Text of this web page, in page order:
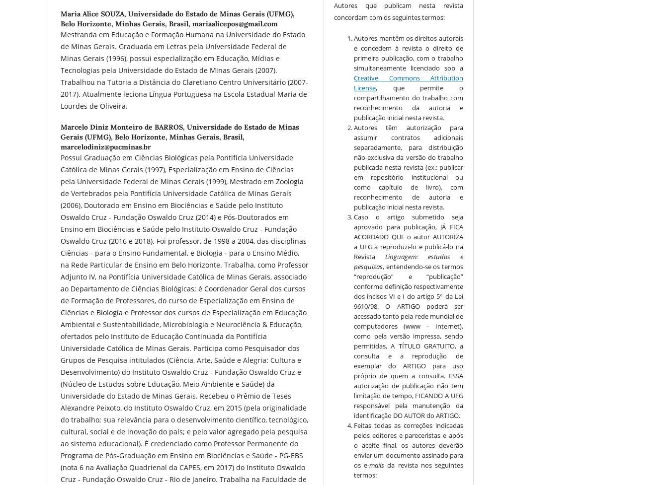
Maria Alice SOUZA, Universidade do Estado de Minas Gerais (UFMG),
Belo Horizonte, Minhas Gerais, Brasil, mariaalicepos@gmail.com
Mestranda em Educação e Formação Humana na Universidade do Estado
de Minas Gerais. Graduada em Letras pela Universidade Federal de
Minas Gerais (1996), possui especialização em Educação, Mídias e
Tecnologias pela Universidade do Estado de Minas Gerais (2007).
Trabalhou na Tutoria a Distância do Claretiano Centro Universitário (2007-
2017). Atualmente leciona Língua Portuguesa na Escola Estadual Maria de
Lourdes de Oliveira.
Marcelo Diniz Monteiro de BARROS, Universidade do Estado de Minas
Gerais (UFMG), Belo Horizonte, Minhas Gerais, Brasil,
marcelodiniz@pucminas.br
Possui Graduação em Ciências Biológicas pela Pontifícia Universidade
Católica de Minas Gerais (1997), Especialização em Ensino de Ciências
pela Universidade Federal de Minas Gerais (1999), Mestrado em Zoologia
de Vertebrados pela Pontifícia Universidade Católica de Minas Gerais
(2006), Doutorado em Ensino em Biociências e Saúde pelo Instituto
Oswaldo Cruz - Fundação Oswaldo Cruz (2014) e Pós-Doutorados em
Ensino em Biociências e Saúde pelo Instituto Oswaldo Cruz - Fundação
Oswaldo Cruz (2016 e 2018). Foi professor, de 1998 a 2004, das disciplinas
Ciências - para o Ensino Fundamental, e Biologia - para o Ensino Médio,
na Rede Particular de Ensino em Belo Horizonte. Trabalha, como Professor
Adjunto IV, na Pontifícia Universidade Católica de Minas Gerais, associado
ao Departamento de Ciências Biológicas; é Coordenador Geral dos cursos
de Formação de Professores, do curso de Especialização em Ensino de
Ciências e Biologia e Professor dos cursos de Especialização em Educação
Ambiental e Sustentabilidade, Microbiologia e Neurociência & Educação,
ofertados pelo Instituto de Educação Continuada da Pontifícia
Universidade Católica de Minas Gerais. Participa como Pesquisador dos
Grupos de Pesquisa intitulados (Ciência, Arte, Saúde e Alegria: Cultura e
Desenvolvimento) do Instituto Oswaldo Cruz - Fundação Oswaldo Cruz e
(Núcleo de Estudos sobre Educação, Meio Ambiente e Saúde) da
Universidade do Estado de Minas Gerais. Recebeu o Prêmio de Teses
Alexandre Peixoto, do Instituto Oswaldo Cruz, em 2015 (pela originalidade
do trabalho; sua relevância para o desenvolvimento científico, tecnológico,
cultural, social e de inovação do país; e pelo valor agregado pela pesquisa
ao sistema educacional). É credenciado como Professor Permanente do
Programa de Pós-Graduação em Ensino em Biociências e Saúde - PG-EBS
(nota 6 na Avaliação Quadrienal da CAPES, em 2017) do Instituto Oswaldo
Cruz - Fundação Oswaldo Cruz - Rio de Janeiro. Trabalha na Faculdade de
Autores que publicam nesta revista
concordam com os seguintes termos:
Autores mantêm os direitos autorais
e concedem à revista o direito de
primeira publicação, com o trabalho
simultaneamente licenciado sob a
Creative Commons Attribution
License, que permite o
compartilhamento do trabalho com
reconhecimento da autoria e
publicação inicial nesta revista.
Autores têm autorização para
assumir contratos adicionais
separadamente, para distribuição
não-exclusiva da versão do trabalho
publicada nesta revista (ex.: publicar
em repositório institucional ou
como capítulo de livro), com
reconhecimento de autoria e
publicação inicial nesta revista.
Caso o artigo submetido seja
aprovado para publicação, JÁ FICA
ACORDADO QUE o autor AUTORIZA
a UFG a reproduzi-lo e publicá-lo na
RevistaLinguagem: estudos e
pesquisas, entendendo-se os termos
“reprodução” e “publicação”
conforme definição respectivamente
dos incisos VI e I do artigo 5° da Lei
9610/98. O ARTIGO poderá ser
acessado tanto pela rede mundial de
computadores (www – Internet),
como pela versão impressa, sendo
permitidas, A TÍTULO GRATUITO, a
consulta e a reprodução de
exemplar do ARTIGO para uso
próprio de quem a consulta. ESSA
autorização de publicação não tem
limitação de tempo, FICANDO A UFG
responsável pela manutenção da
identificação DO AUTOR do ARTIGO.
Feitas todas as correções indicadas
pelos editores e pareceristas e após
o aceite final, os autores deverão
enviar um documento assinado para
os e-mails da revista nos seguintes
termos: